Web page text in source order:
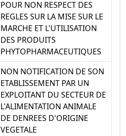
POUR NON RESPECT DES
REGLES SUR LA MISE SUR LE
MARCHE ET L'UTILISATION
DES PRODUITS
PHYTOPHARMACEUTIQUES
NON NOTIFICATION DE SON
ETABLISSEMENT PAR UN
EXPLOITANT DU SECTEUR DE
L'ALIMENTATION ANIMALE
DE DENREES D'ORIGINE
VEGETALE